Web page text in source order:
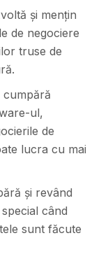
și mențin
de negociere
truse de
cumpără
ul,
de
lucra cu mai
și revând
când
sunt făcute